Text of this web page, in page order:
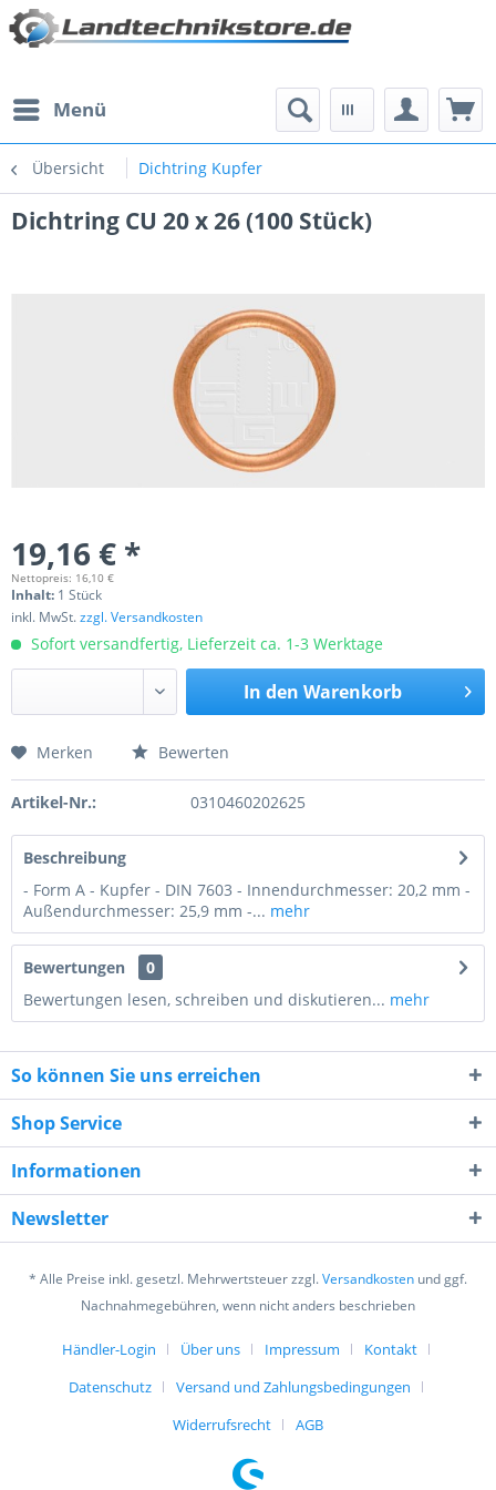
Menü
Übersicht Dichtring Kupfer
Dichtring CU 20 x 26 (100 Stück)
19,16 € *
Nettopreis: 16,10 €
Inhalt: 1 Stück
inkl. MwSt.zzgl. Versandkosten
Sofort versandfertig, Lieferzeit ca. 1-3 Werktage
In den Warenkorb
Preis anfragen
1 + 3 = ?
Ich habe dieDatenschutzerklärunggelesen,
verstanden und stimme zu. *
Merken Bewerten
Artikel-Nr.: 0310460202625
Beschreibung
- Form A - Kupfer - DIN 7603 - Innendurchmesser: 20,2 mm -
Außendurchmesser: 25,9 mm -... mehr
Bewertungen
0
Bewertungen lesen, schreiben und diskutieren... mehr
So können Sie uns erreichen
Shop Service
Informationen
Newsletter
* Alle Preise inkl. gesetzl. Mehrwertsteuer zzgl.Versandkosten und ggf.
Nachnahmegebühren, wenn nicht anders beschrieben
Händler-Login Über uns Impressum
Kontakt
Datenschutz
Versand und Zahlungsbedingungen
Widerrufsrecht
AGB